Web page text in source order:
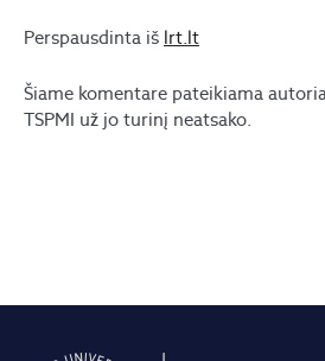
Perspausdinta iš lrt.lt
Šiame komentare pateikiama
TSPMI už jo turinį neatsako.